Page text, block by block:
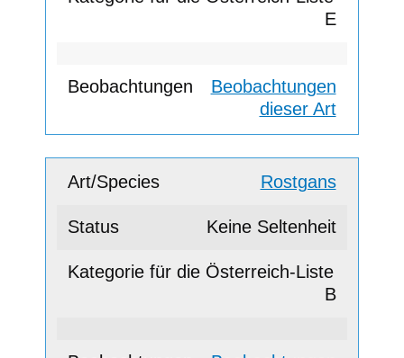
E
Beobachtungen
dieser Art
Rostgans
Keine Seltenheit
B